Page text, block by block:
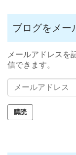
ブログをメー
メールアドレスを
信できます。
ー
ル
ア